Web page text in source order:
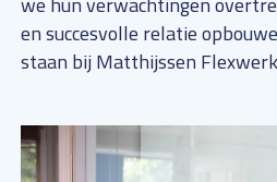
en succesvolle relatie
staan bij Matthijssen